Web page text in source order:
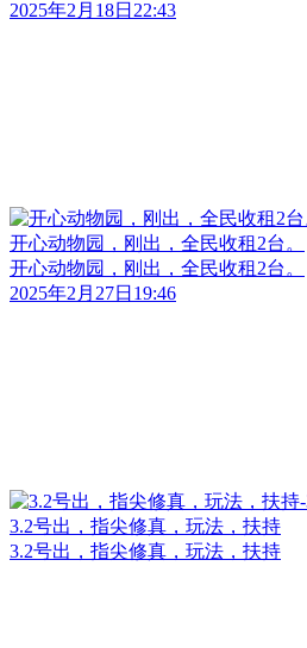
2025年2月18日22:43
开心动物园，刚出，全民收租2台。
开心动物园，刚出，全民收租2台。
2025年2月27日19:46
3.2号出，指尖修真，玩法，扶持
3.2号出，指尖修真，玩法，扶持